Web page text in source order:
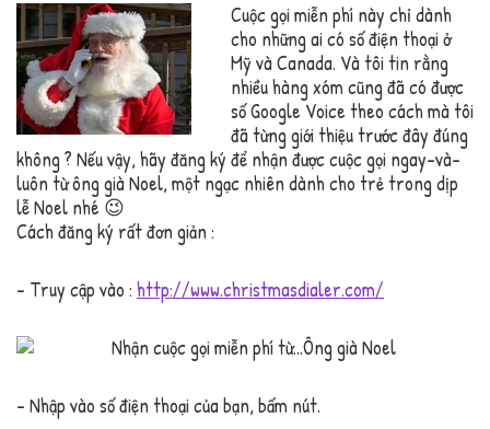
Cuộc gọi miễn phí này chỉ dành
cho những ai có số điện thoại ở
Mỹ và Canada. Và tôi tin rằng
nhiều hàng xóm cũng đã có được
số Google Voice theo cách mà tôi
đã từng giới thiệu trước đây đúng
không ? Nếu vậy, hãy đăng ký để nhận được cuộc gọi ngay-và-
luôn từ ông già Noel, một ngạc nhiên dành cho trẻ trong dịp
lễ Noel nhé 😉
Cách đăng ký rất đơn giản :
– Truy cập vào : http://www.christmasdialer.com/
– Nhập vào số điện thoại của bạn, bấm nút.